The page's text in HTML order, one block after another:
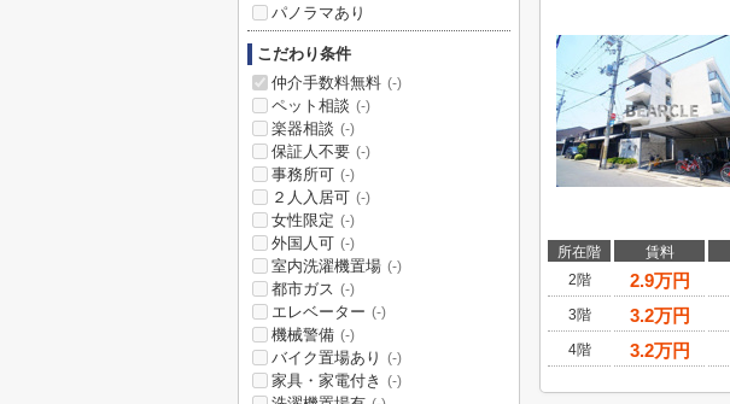
所在階 賃料
2階
2.9万円
3階
3.2万円
4階
3.2万円
パノラマあり
こだわり条件
仲介手数料無料 (-)
ペット相談 (-)
楽器相談 (-)
保証人不要 (-)
事務所可 (-)
２人入居可 (-)
女性限定 (-)
外国人可 (-)
室内洗濯機置場 (-)
都市ガス (-)
エレベーター (-)
機械警備 (-)
バイク置場あり (-)
家具・家電付き (-)